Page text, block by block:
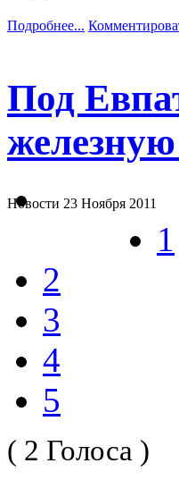
Подробнее...
Под
Новости 23 Ноября 2011
1
2
3
4
5
( 2 Голоса )